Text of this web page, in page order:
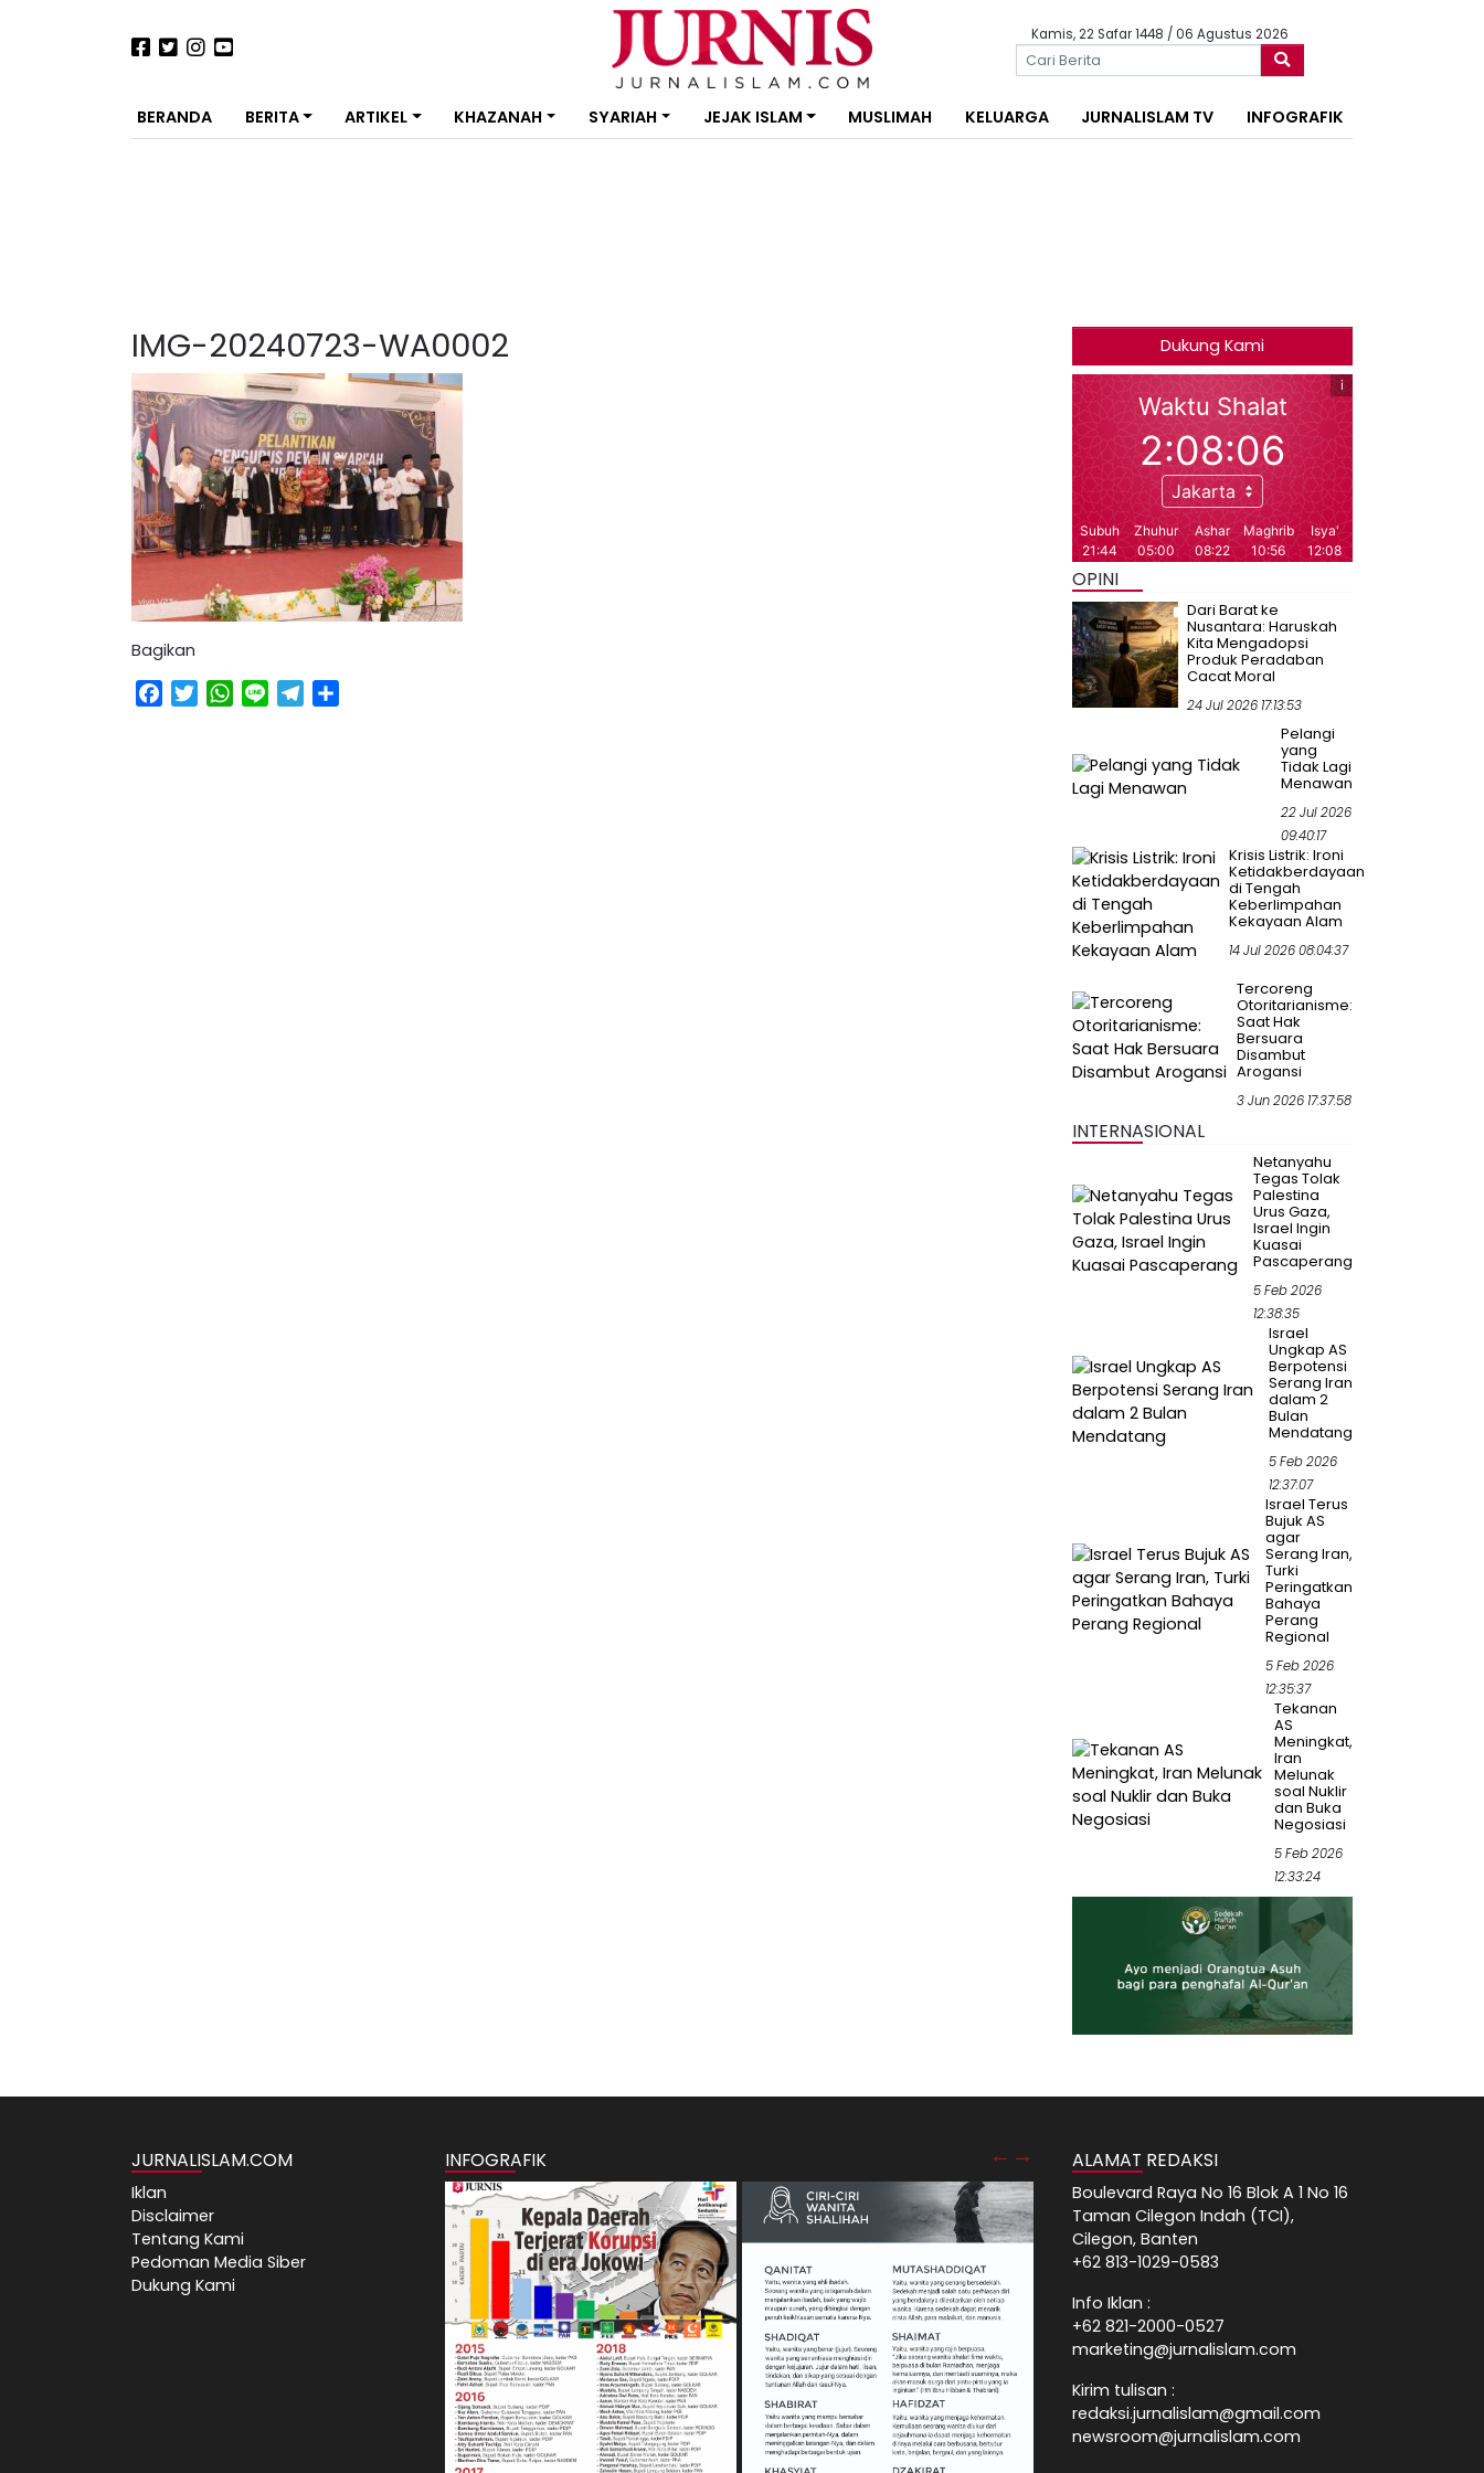
Kamis, 22 Safar 1448 / 06 Agustus 2026
BERANDA BERITA ARTIKEL KHAZANAH SYARIAH JEJAK ISLAM MUSLIMAH KELUARGA JURNALISLAM TV INFOGRAFIK
IMG-20240723-WA0002
Bagikan
Facebook
TwitterWhatsApp
Line Telegram
Dukung Kami
OPINI
Dari Barat ke
Nusantara: Haruskah
Kita Mengadopsi
Produk Peradaban
Cacat Moral
24 Jul 2026 17:13:53
Pelangi
yang
Tidak Lagi
Menawan
22 Jul 2026
09:40:17
Krisis Listrik: Ironi
Ketidakberdayaan
di Tengah
Keberlimpahan
Kekayaan Alam
14 Jul 2026 08:04:37
Tercoreng
Otoritarianisme:
Saat Hak
Bersuara
Disambut
Arogansi
3 Jun 2026 17:37:58
INTERNASIONAL
Netanyahu
Tegas Tolak
Palestina
Urus Gaza,
Israel Ingin
Kuasai
Pascaperang
5 Feb 2026
12:38:35
Israel
Ungkap AS
Berpotensi
Serang Iran
dalam 2
Bulan
Mendatang
5 Feb 2026
12:37:07
Israel Terus
Bujuk AS
agar
Serang Iran,
Turki
Peringatkan
Bahaya
Perang
Regional
5 Feb 2026
12:35:37
Tekanan
AS
Meningkat,
Iran
Melunak
soal Nuklir
dan Buka
Negosiasi
5 Feb 2026
12:33:24
JURNALISLAM.COM
Iklan
Disclaimer
Tentang Kami
Pedoman Media Siber
Dukung Kami
INFOGRAFIK ALAMAT REDAKSI
Boulevard Raya No 16 Blok A 1 No 16
Taman Cilegon Indah (TCI),
Cilegon, Banten
+62 813-1029-0583
Info Iklan :
+62 821-2000-0527
marketing@jurnalislam.com
Kirim tulisan :
redaksi.jurnalislam@gmail.com
newsroom@jurnalislam.com